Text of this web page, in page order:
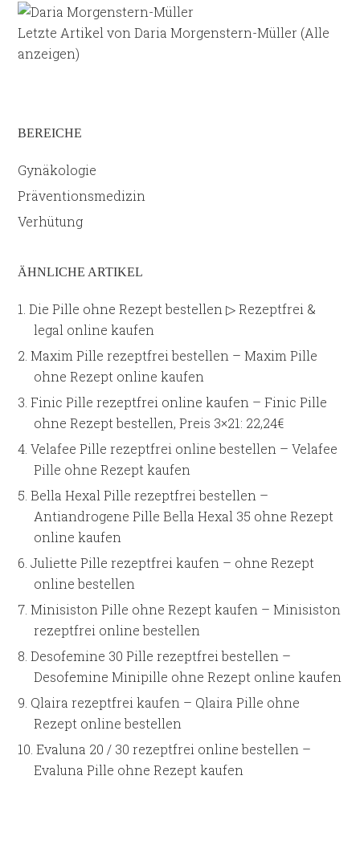
Letzte Artikel von Daria Morgenstern-Müller (Alle
anzeigen)
BEREICHE
Gynäkologie
Präventionsmedizin
Verhütung
ÄHNLICHE ARTIKEL
Die Pille ohne Rezept bestellen ▷ Rezeptfrei &
legal online kaufen
Maxim Pille rezeptfrei bestellen – Maxim Pille
ohne Rezept online kaufen
Finic Pille rezeptfrei online kaufen – Finic Pille
ohne Rezept bestellen, Preis 3×21: 22,24€
Velafee Pille rezeptfrei online bestellen – Velafee
Pille ohne Rezept kaufen
Bella Hexal Pille rezeptfrei bestellen –
Antiandrogene Pille Bella Hexal 35 ohne Rezept
online kaufen
Juliette Pille rezeptfrei kaufen – ohne Rezept
online bestellen
Minisiston Pille ohne Rezept kaufen – Minisiston
rezeptfrei online bestellen
Desofemine 30 Pille rezeptfrei bestellen –
Desofemine Minipille ohne Rezept online kaufen
Qlaira rezeptfrei kaufen – Qlaira Pille ohne
Rezept online bestellen
Evaluna 20 / 30 rezeptfrei online bestellen –
Evaluna Pille ohne Rezept kaufen